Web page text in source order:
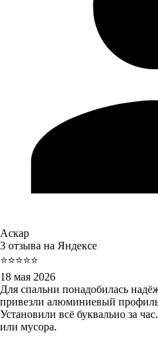
Аскар
3 отзыва на Яндексе
⭐⭐⭐⭐⭐
18 мая 2026
Для спальни понадобилась
привезли алюминиевый
Установили всё буквально за
или мусора.